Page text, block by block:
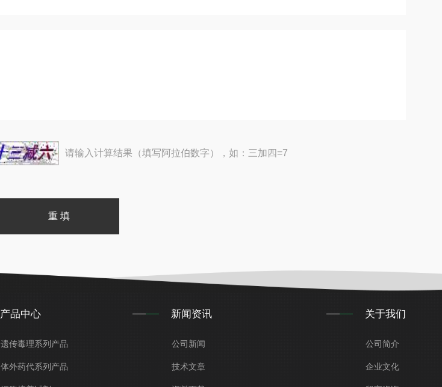
请输入计算结果（填写阿拉伯数字），如：三加四=7
产品中心
遗传毒理系列产品
体外药代系列产品
新闻资讯
公司新闻
技术文章
关于我们
公司简介
企业文化